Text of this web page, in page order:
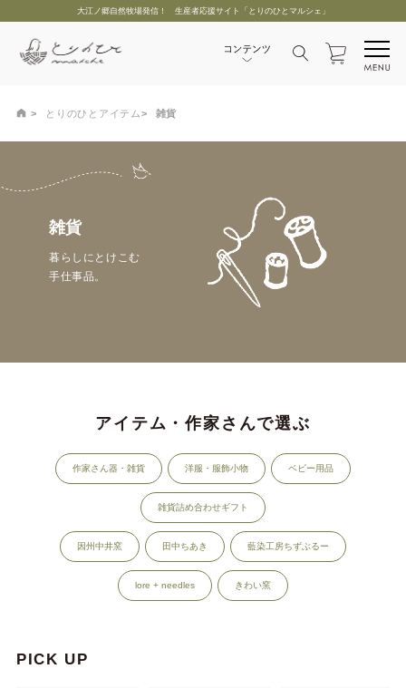
大江ノ郷自然牧場発信！ 生産者応援サイト「とりのひとマルシェ」
とりのひとアイテム 雑貨
雑貨
暮らしにとけこむ
手仕事品。
アイテム・作家さんで選ぶ
作家さん器・雑貨 洋服・服飾小物 ベビー用品
雑貨詰め合わせギフト
因州中井窯 田中ちあき 藍染工房ちずぶるー
lore + needles きわい窯
PICK UP